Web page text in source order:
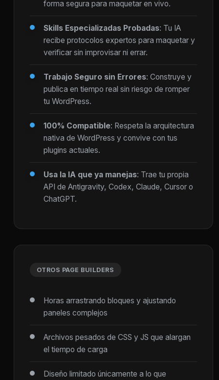
forma segura para maquetar en vivo.
Skills Especializadas Probadas: Tu IA
recibe protocolos expertos para maquetar y
verificar sin improvisar ni errar.
Trabajo Seguro sin Errores: Construye y
publica en tiempo real sin riesgo de romper
tu WordPress.
100% Compatible: Respeta la arquitectura
nativa de WordPress y convive con tus
plugins actuales.
Usa la IA que ya manejas: Trae tu propia
API de Antigravity, Codex, Claude, Cursor o
ChatGPT.
OTROS PAGE BUILDERS
Horas arrastrando bloques y ajustando
paneles complejos
Archivos pesados de CSS y JS que alargan
el tiempo de carga
Diseño limitado únicamente a lo que